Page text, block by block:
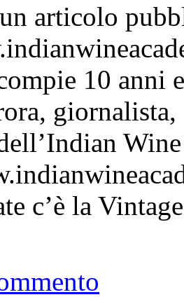
articolo
10 anni
c’è la